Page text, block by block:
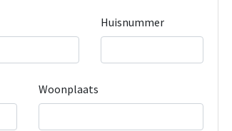
Huisnummer
Woonplaats